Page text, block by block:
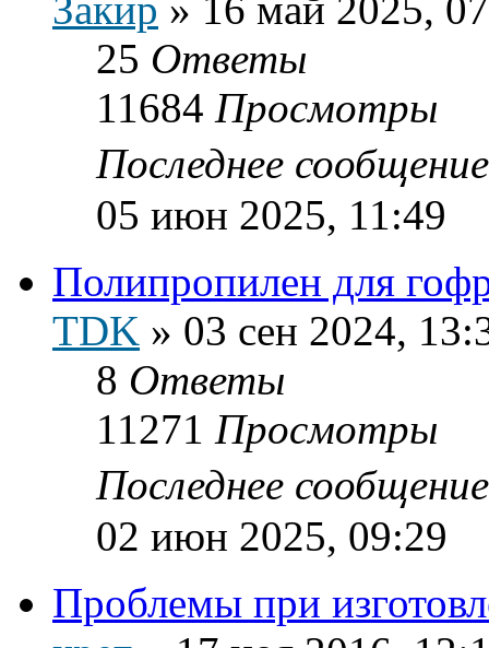
25 Ответы
11684 Просмотры
Последнее
05 июн 2025, 11:49
Полипропилен для
TDK » 03 сен 2024,
8 Ответы
11271 Просмотры
Последнее
02 июн 2025, 09:29
Проблемы при